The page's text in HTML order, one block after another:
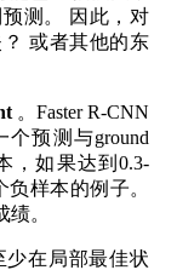
测。 因此，对
或者其他的东
。Faster R-CNN
预测与ground
，如果达到0.3-
样本的例子。
。
在局部最佳状